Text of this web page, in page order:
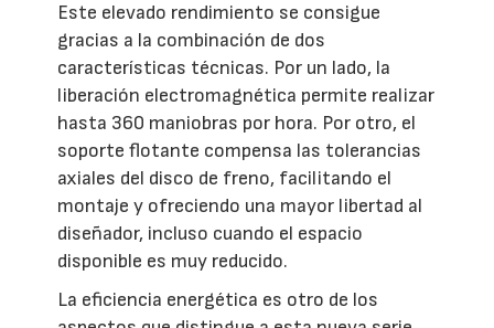
Este elevado rendimiento se consigue
gracias a la combinación de dos
características técnicas. Por un lado, la
liberación electromagnética permite realizar
hasta 360 maniobras por hora. Por otro, el
soporte flotante compensa las tolerancias
axiales del disco de freno, facilitando el
montaje y ofreciendo una mayor libertad al
diseñador, incluso cuando el espacio
disponible es muy reducido.
La eficiencia energética es otro de los